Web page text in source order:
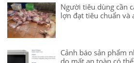
Người tiêu dùng cần
lợn đạt tiêu chuẩn và
Cảnh báo sản phẩm